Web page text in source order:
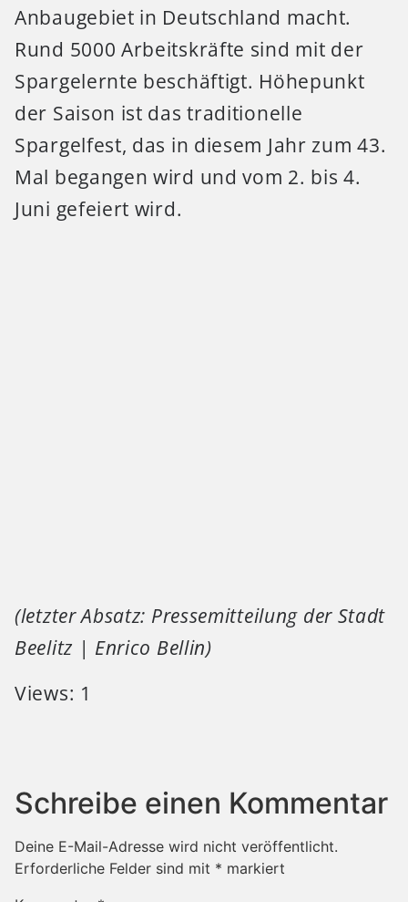
Anbaugebiet in Deutschland macht.
Rund 5000 Arbeitskräfte sind mit der
Spargelernte beschäftigt. Höhepunkt
der Saison ist das traditionelle
Spargelfest, das in diesem Jahr zum 43.
Mal begangen wird und vom 2. bis 4.
Juni gefeiert wird.
(letzter Absatz: Pressemitteilung der Stadt
Beelitz | Enrico Bellin)
Views: 1
Schreibe einen Kommentar
Deine E-Mail-Adresse wird nicht veröffentlicht.
Erforderliche Felder sind mit * markiert